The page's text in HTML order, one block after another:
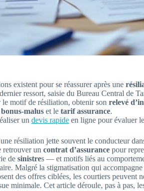
existent pour se réassurer après une
ressort, saisie du Bureau Central de
motif de résiliation, obtenir son relevé
bonus-malus et le tarif assurance.
un devis rapide en ligne pour évaluer
résiliation jette souvent le conducteur
retrouver un contrat d’assurance pour
de sinistres — et motifs liés au
Malgré la stigmatisation qui
des offres ciblées, les courtiers
minimale. Cet article déroule, pas à pas,